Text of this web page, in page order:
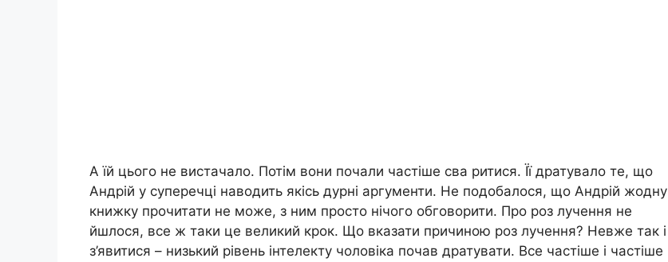
А їй цього не вистачало. Потім вони почали частіше сва ритися. Її дратувало те, що
Андрій у суперечці наводить якісь дурні аргументи. Не подобалося, що Андрій жодну
книжку прочитати не може, з ним просто нічого обговорити. Про роз лучення не
йшлося, все ж таки це великий крок. Що вказати причиною роз лучення? Невже так і
з’явитися – низький рівень інтелекту чоловіка почав дратувати. Все частіше і частіше